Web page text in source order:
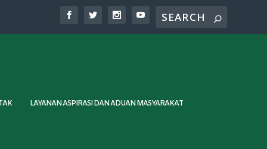
LAYANAN ASPIRASI DAN ADUAN MASYARAKAT